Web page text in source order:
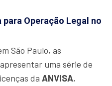
Operação Legal no
São Paulo, as
uma série de
da ANVISA,